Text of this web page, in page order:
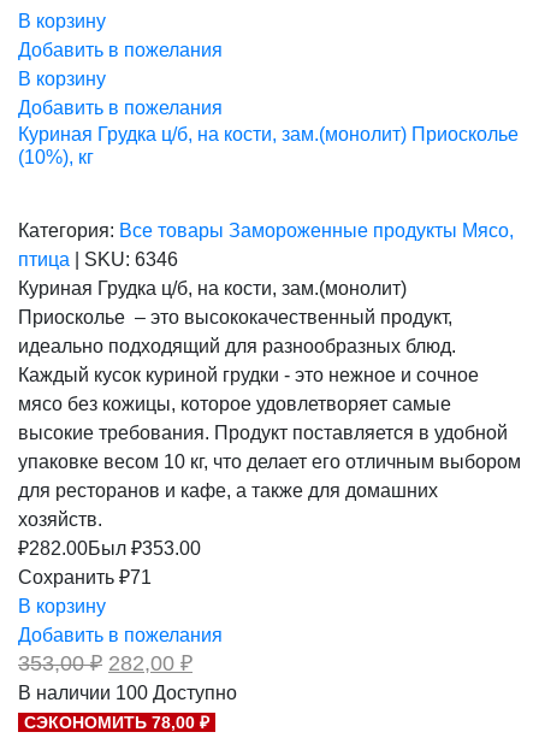
В корзину
Добавить в пожелания
В корзину
Добавить в пожелания
Куриная Грудка ц/б, на кости, зам.(монолит) Приосколье
(10%), кг
Категория: Все товары Замороженные продукты Мясо,
птица
SKU: 6346
Куриная Грудка ц/б, на кости, зам.(монолит)
Приосколье – это высококачественный продукт,
идеально подходящий для разнообразных блюд.
Каждый кусок куриной грудки - это нежное и сочное
мясо без кожицы, которое удовлетворяет самые
высокие требования. Продукт поставляется в удобной
упаковке весом 10 кг, что делает его отличным выбором
для ресторанов и кафе, а также для домашних
хозяйств.
₽282.00Был ₽353.00
Сохранить ₽71
В корзину
Добавить в пожелания
353,00₽ Первоначальная
цена
составляла
353,00 ₽.
282,00 ₽Текущая
282,00 ₽.
В наличии 100 Доступно
СЭКОНОМИТЬ 78,00 ₽